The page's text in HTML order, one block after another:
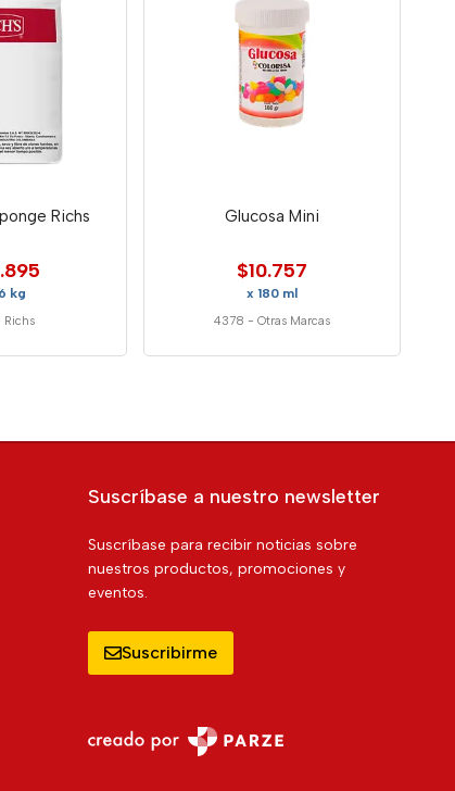
Richs
kg
Richs
Glucosa Mini
$10.757
x 180 ml
4378 -Otras Marcas
Suscríbase a nuestro newsletter
Suscríbase para recibir noticias sobre
nuestros productos, promociones y
eventos.
Suscribirme